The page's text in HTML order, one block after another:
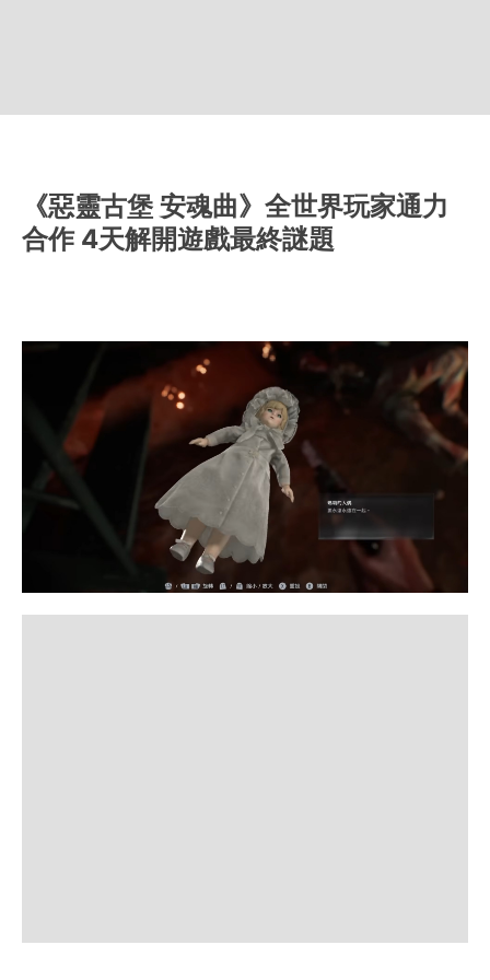
《惡靈古堡 安魂曲》全世界玩家通力
合作 4天解開遊戲最終謎題